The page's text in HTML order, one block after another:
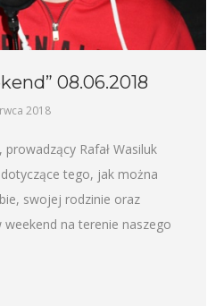
08.06.2018
2018
Rafał Wasiluk
tego, jak można
swojej rodzinie oraz
na terenie naszego